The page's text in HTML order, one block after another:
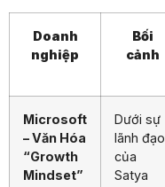
Doanh
nghiệp
Bối
cảnh
Microsoft
– Văn Hóa
“Growth
Mindset”
Dưới sự
lãnh đạo
của
Satya